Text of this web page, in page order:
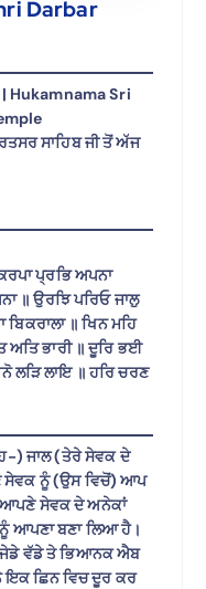
Darbar
Hukamnama Sri
ਸਾਹਿਬ ਜੀ ਤੋਂ ਅੱਜ
ਪ੍ਰਭਿ ਅਪਨਾ
॥ ਉਰਝਿ ਪਰਿਓ ਜਾਲੁ
॥ ਖਿਨ ਮਹਿ
ਭਾਰੀ ॥ ਦੂਰਿ ਭਈ
ਲੜਿ ਲਾਇ ॥ ਹਰਿ ਚਰਣ
) ਜਾਲ (ਤੇਰੇ ਸੇਵਕ ਦੇ
ਸੇਵਕ ਨੂੰ (ਉਸ ਵਿਚੋਂ) ਆਪ
ਸੇਵਕ ਦੇ ਅਨੇਕਾਂ
ਆਪਣਾ ਬਣਾ ਲਿਆ ਹੈ।
ਜੇਡੇ ਵੱਡੇ ਤੇ ਭਿਆਨਕ ਐਬ
ਇਕ ਛਿਨ ਵਿਚ ਦੂਰ ਕਰ